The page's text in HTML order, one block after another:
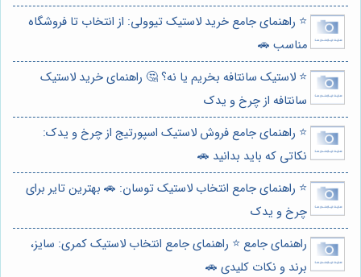
⭐️ راهنمای جامع خرید لاستیک تیوولی: از انتخاب تا فروشگاه
مناسب 🚗
⭐️ لاستیک سانتافه بخریم یا نه؟ 🤔 راهنمای خرید لاستیک
سانتافه از چرخ و یدک
⭐️ راهنمای جامع فروش لاستیک اسپورتیج از چرخ و یدک:
نکاتی که باید بدانید 🚗
⭐️ راهنمای جامع انتخاب لاستیک توسان: 🚗 بهترین تایر برای
چرخ و یدک
راهنمای جامع ⭐️ راهنمای جامع انتخاب لاستیک کمری: سایز،
برند و نکات کلیدی 🚗